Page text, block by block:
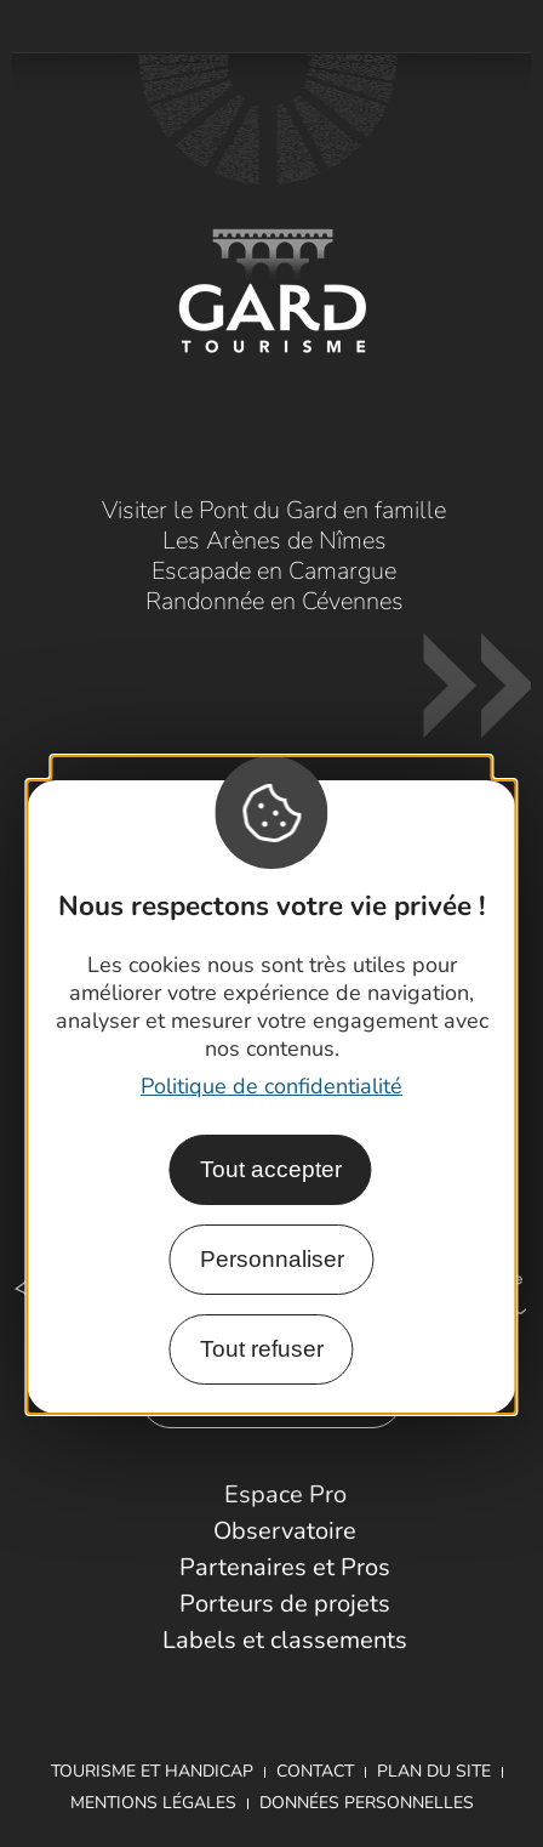
Nous respectons votre vie privée !
Les cookies nous sont très utiles pour
améliorer votre expérience de navigation,
analyser et mesurer votre engagement avec
nos contenus.
Politique de confidentialité
Tout accepter
Personnaliser
Tout refuser
Visiter le Pont du Gard en famille
Les Arènes de Nîmes
Escapade en Camargue
Randonnée en Cévennes
Contactez-nous !
Foire aux questions
Brochures
Cartoguides et Topoguides
Latitude Gard
Espace Pro
Observatoire
Partenaires et Pros
Porteurs de projets
Labels et classements
TOURISME ET HANDICAP CONTACT
PLAN DU SITE
MENTIONS LÉGALES
DONNÉES PERSONNELLES